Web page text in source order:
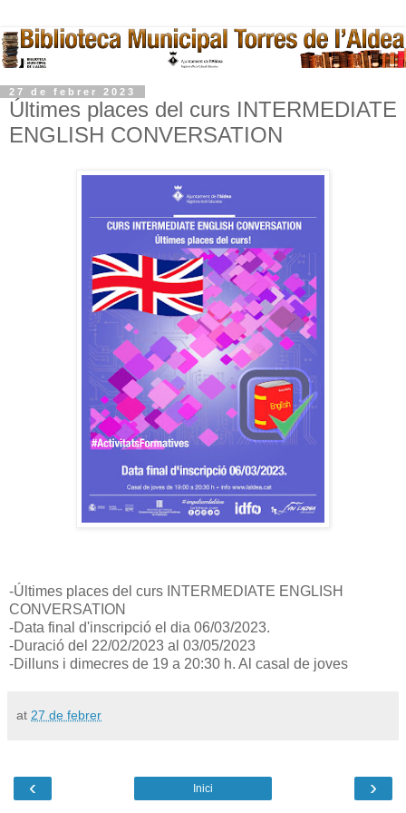
27 de febrer 2023
Últimes places del curs INTERMEDIATE
ENGLISH CONVERSATION
-Últimes places del curs INTERMEDIATE ENGLISH
CONVERSATION
-Data final d'inscripció el dia 06/03/2023.
-Duració del 22/02/2023 al 03/05/2023
-Dilluns i dimecres de 19 a 20:30 h. Al casal de joves
at 27 de febrer
‹ ›
Inici